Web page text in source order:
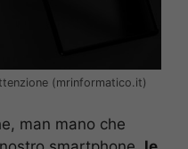
(mrinformatico.it)
man mano che